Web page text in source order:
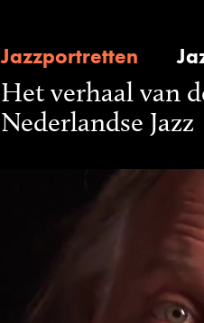
Jazzportretten
Het verhaal van
Nederlandse Jazz